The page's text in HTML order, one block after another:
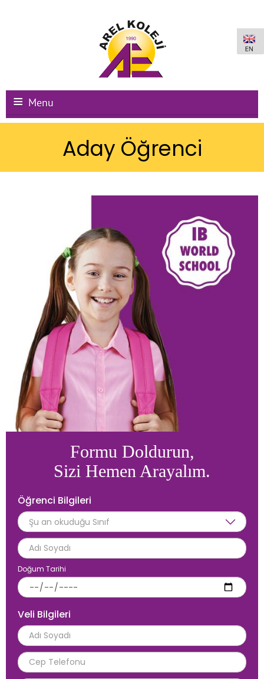
Menu
Kampüs Olanakları
Kayıt-Kabul
Aday Öğrenci
Formu Doldurun,
Sizi Hemen Arayalım.
Öğrenci Bilgileri
Doğum Tarihi
Veli Bilgileri